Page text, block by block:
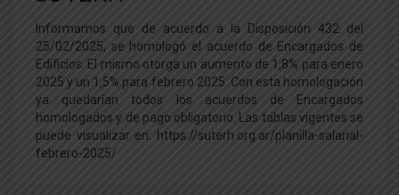
Informamos que de acuerdo a la Disposición 432 del
25/02/2025, se homologó el acuerdo de Encargados de
Edificios. El mismo otorga un aumento de 1,8% para enero
2025 y un 1,5% para febrero 2025. Con esta homologación
ya quedarían todos los acuerdos de Encargados
homologados y de pago obligatorio. Las tablas vigentes se
puede visualizar en: https://suterh.org.ar/planilla-salarial-
febrero-2025/